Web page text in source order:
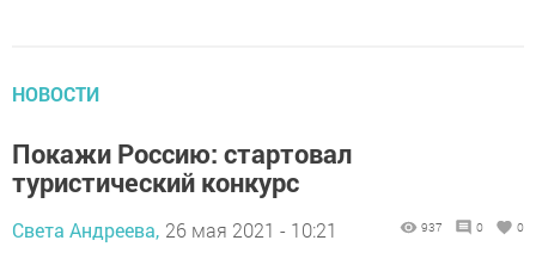
НОВОСТИ
Покажи Россию: стартовал
туристический конкурс
Света Андреева, 26 мая 2021 - 10:21 937 0 0